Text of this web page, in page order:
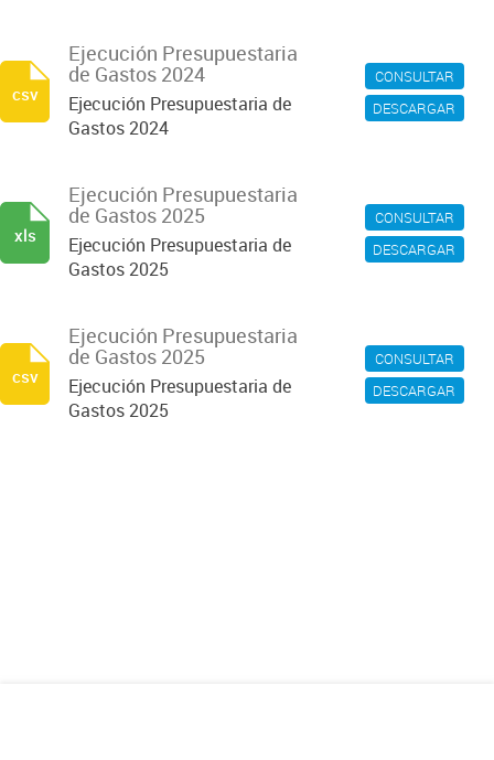
CONSULTAR
DESCARGAR
Ejecución Presupuestaria
de Gastos 2024
Ejecución Presupuestaria de
Gastos 2024
csv
CONSULTAR
DESCARGAR
Ejecución Presupuestaria
de Gastos 2025
Ejecución Presupuestaria de
Gastos 2025
xls
CONSULTAR
DESCARGAR
Ejecución Presupuestaria
de Gastos 2025
Ejecución Presupuestaria de
Gastos 2025
csv